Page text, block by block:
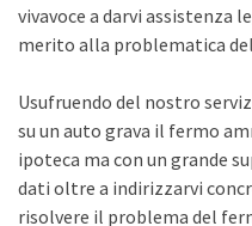
vivavoce a darvi assistenza
merito alla problematica
Usufruendo del nostro
su un auto grava il fermo
ipoteca ma con un grande
dati oltre a indirizzarvi
risolvere il problema del